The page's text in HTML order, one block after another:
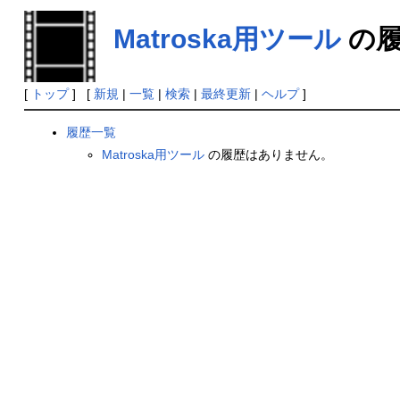
Matroska用ツールの
[ トップ] [ 新規 | 一覧| 検索| 最終更新| ヘルプ]
履歴一覧
Matroska用ツール の履歴はありません。